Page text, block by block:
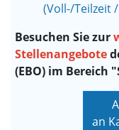
(Voll-/Teilzeit
Besuchen Sie zur
Stellenangebote
(EBO) im Bereich
an